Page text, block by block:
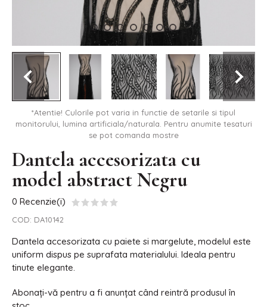
*Atentie! Culorile pot varia in functie de setarile si tipul
monitorului, lumina artificiala/naturala. Pentru anumite tesaturi
se pot comanda mostre
Dantela accesorizata cu
model abstract Negru
0 Recenzie(i)
COD: DA10142
Dantela accesorizata cu paiete si margelute, modelul este
uniform dispus pe suprafata materialului. Ideala pentru
tinute elegante.
Abonați-vă pentru a fi anunțat când reintră produsul în